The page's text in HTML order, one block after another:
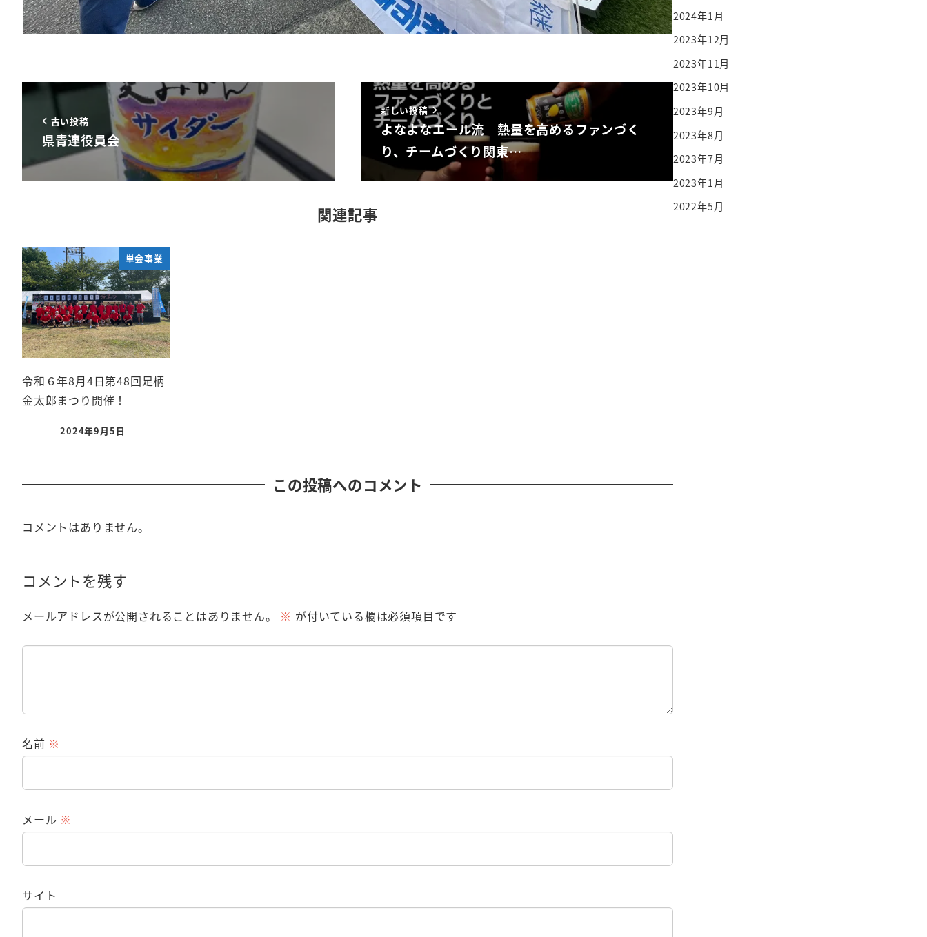
古い投稿
県青連役員会
新しい投稿
よなよなエール流 熱量を高めるファンづく
り、チームづくり関東…
関連記事
単会事業
令和６年8月4日第48回足柄
金太郎まつり開催！
2024年9月5日
この投稿へのコメント
コメントはありません。
コメントを残す
メールアドレスが公開されることはありません。 ※ が付いている欄は必須項目です
名前 ※
メール ※
サイト
2024年1月
2023年12月
2023年11月
2023年10月
2023年9月
2023年8月
2023年7月
2023年1月
2022年5月